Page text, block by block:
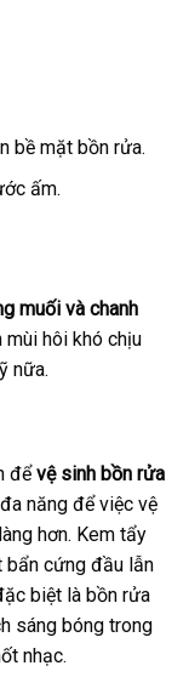
bề mặt bồn rửa.
ấm.
muối và chanh
hôi khó chịu
nữa.
đểvệ sinh bồn rửa
năng để việc vệ
hơn. Kem tẩy
bẩn cứng đầu lẫn
biệt là bồn rửa
sáng bóng trong
nhạc.